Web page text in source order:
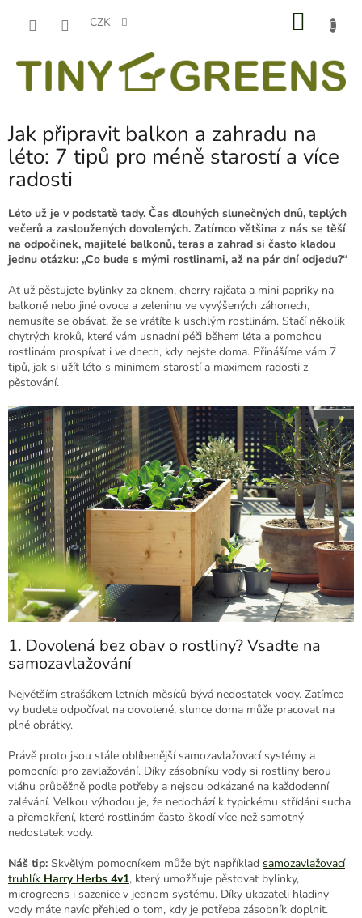
CZK
Jak připravit balkon a zahradu na
léto: 7 tipů pro méně starostí a více
radosti
Léto už je v podstatě tady. Čas dlouhých slunečných dnů, teplých
večerů a zasloužených dovolených. Zatímco většina z nás se těší
na odpočinek, majitelé balkonů, teras a zahrad si často kladou
jednu otázku: „Co bude s mými rostlinami, až na pár dní odjedu?“
Ať už pěstujete bylinky za oknem, cherry rajčata a mini papriky na
balkoně nebo jiné ovoce a zeleninu ve vyvýšených záhonech,
nemusíte se obávat, že se vrátíte k uschlým rostlinám. Stačí několik
chytrých kroků, které vám usnadní péči během léta a pomohou
rostlinám prospívat i ve dnech, kdy nejste doma. Přinášíme vám 7
tipů, jak si užít léto s minimem starostí a maximem radosti z
pěstování.
1. Dovolená bez obav o rostliny? Vsaďte na
samozavlažování
Největším strašákem letních měsíců bývá nedostatek vody. Zatímco
vy budete odpočívat na dovolené, slunce doma může pracovat na
plné obrátky.
Právě proto jsou stále oblíbenější samozavlažovací systémy a
pomocníci pro zavlažování. Díky zásobníku vody si rostliny berou
vláhu průběžně podle potřeby a nejsou odkázané na každodenní
zalévání. Velkou výhodou je, že nedochází k typickému střídání sucha
a přemokření, které rostlinám často škodí více než samotný
nedostatek vody.
Náš tip: Skvělým pomocníkem může být například samozavlažovací
truhlík Harry Herbs 4v1, který umožňuje pěstovat bylinky,
microgreens i sazenice v jednom systému. Díky ukazateli hladiny
vody máte navíc přehled o tom, kdy je potřeba zásobník doplnit.